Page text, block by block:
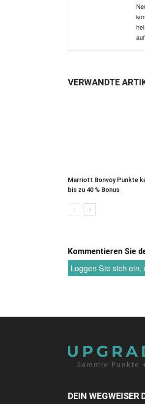
VERWANDTE
Marriott Bonvoy Punkte
bis zu 40 % Bonus
Kommentieren Sie
Loggen Sie sich ein,
DEIN WEGWEISER